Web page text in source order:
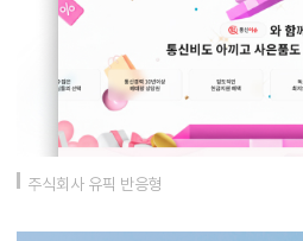
주식회사 유픽 반응형